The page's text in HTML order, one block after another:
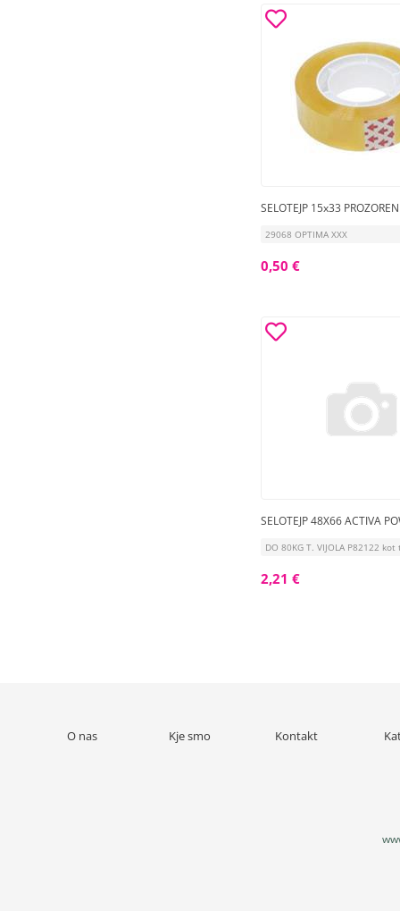
SELOTEJP 15x33
29068 OPTIMA XXX
0,50 €
SELOTEJP 48X66 ACTIVA
DO 80KG T. VIJOLA P82122 kot
2,21 €
O nas Kje smo Kontakt